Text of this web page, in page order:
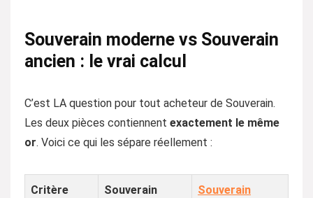
Souverain moderne vs Souverain
ancien : le vrai calcul
C’est LA question pour tout acheteur de Souverain.
Les deux pièces contiennent exactement le même
or. Voici ce qui les sépare réellement :
Critère
Souverain
Souverain